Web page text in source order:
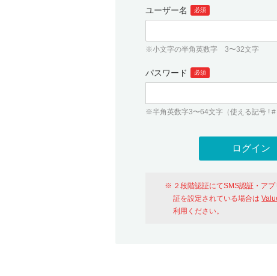
ユーザー名 必須
※小文字の半角英数字 3〜32文字
パスワード 必須
※半角英数字3〜64文字（使える記号 ! #
２段階認証にてSMS認証・ア
証を設定されている場合は
利用ください。